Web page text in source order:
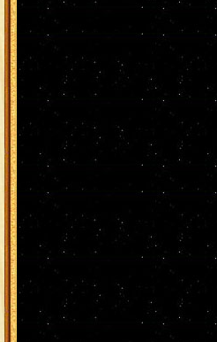
СайХана
ИтаКонан
Киба/Хина
(1)
ГааИно(1)
Асума (1)
ГааТема
(1)
ХиданТен
(1)
КабуСаку
ЧоуИно
ОроПейн
НаруЦуна
(1)
ИноСаку
Итачи/Ино
Наруто и Хината
СосоДей
(1)
Тоби
(1)
СасуЦуна